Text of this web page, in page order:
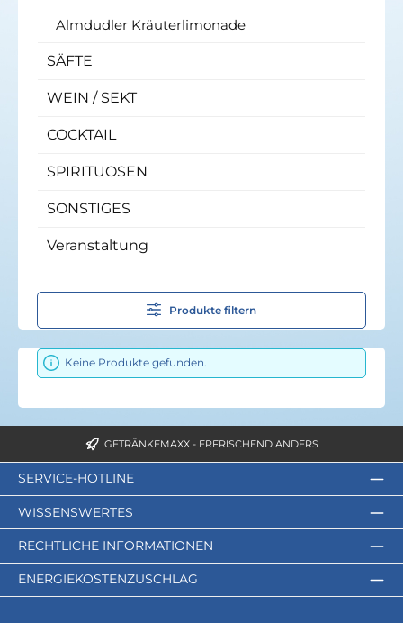
Almdudler Kräuterlimonade
SÄFTE
WEIN / SEKT
COCKTAIL
SPIRITUOSEN
SONSTIGES
Veranstaltung
Produkte filtern
Keine Produkte gefunden.
GETRÄNKEMAXX - ERFRISCHEND ANDERS
SERVICE-HOTLINE
WISSENSWERTES
RECHTLICHE INFORMATIONEN
ENERGIEKOSTENZUSCHLAG